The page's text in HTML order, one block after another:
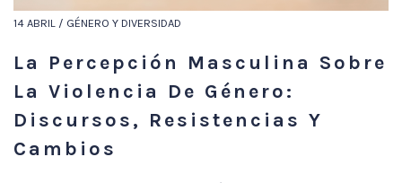
14 ABRIL / GÉNERO Y DIVERSIDAD
La Percepción Masculina Sobre
La Violencia De Género:
Discursos, Resistencias Y
Cambios